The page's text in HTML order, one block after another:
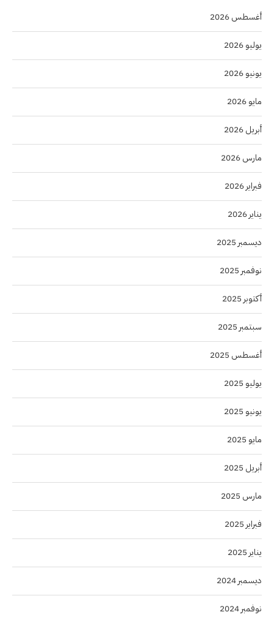
أغسطس 2026
يوليو 2026
يونيو 2026
مايو 2026
أبريل 2026
مارس 2026
فبراير 2026
يناير 2026
ديسمبر 2025
نوفمبر 2025
أكتوبر 2025
سبتمبر 2025
أغسطس 2025
يوليو 2025
يونيو 2025
مايو 2025
أبريل 2025
مارس 2025
فبراير 2025
يناير 2025
ديسمبر 2024
نوفمبر 2024